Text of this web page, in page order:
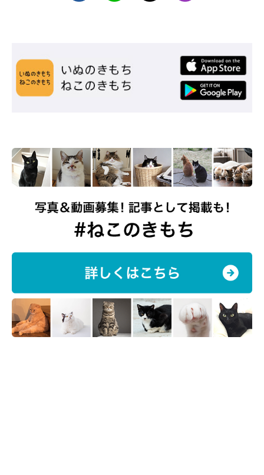
ただけなのかわかりませんが……」
「大きなにゃんこ」になってほしい